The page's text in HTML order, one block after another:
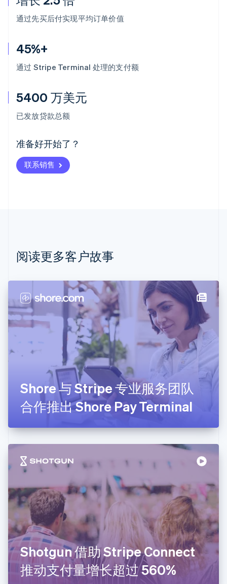
通过先买后付实现平均订单价值
45%+
通过 Stripe Terminal 处理的支付额
5400 万美元
已发放贷款总额
准备好开始了？
联系销售
阅读更多客户故事
Shore 与 Stripe 专业服务团队
合作推出 Shore Pay Terminal
Shotgun 借助 Stripe Connect
推动支付量增长超过 560%
阿联酋
爱尔兰
爱沙尼亚
English
奥地利
Deutsch English
Nederlands Français Deutsch
波兰
丹麦
德国
Deutsch
法国
English
芬兰
English Svenska
Nederlands English
加拿大
Français
捷克
克罗地亚
English
立陶宛
列支敦士登
DeutschEnglish
卢森堡
FrançaisDeutschEnglish
罗马尼亚
English
马尔他
English
马来西亚
English 简体中文